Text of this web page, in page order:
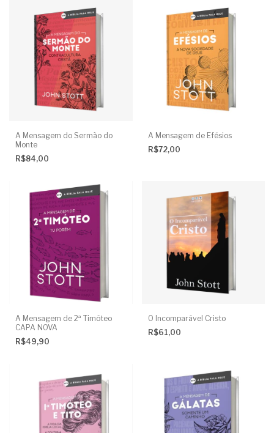
A Mensagem do Sermão do
Monte
R$84,00
A Mensagem de Efésios
R$72,00
A Mensagem de 2ª Timóteo
CAPA NOVA
R$49,90
O Incomparável Cristo
R$61,00